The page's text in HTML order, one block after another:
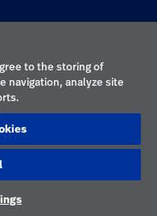
to the storing of
navigation, analyze site